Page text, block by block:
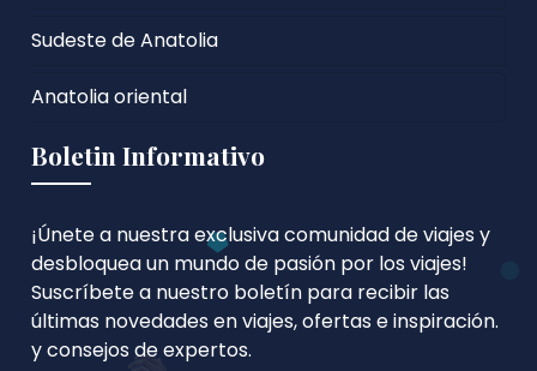
Sudeste de Anatolia
Anatolia oriental
Boletin Informativo
¡Únete a nuestra exclusiva comunidad de viajes y
desbloquea un mundo de pasión por los viajes!
Suscríbete a nuestro boletín para recibir las
últimas novedades en viajes, ofertas e inspiración.
y consejos de expertos.